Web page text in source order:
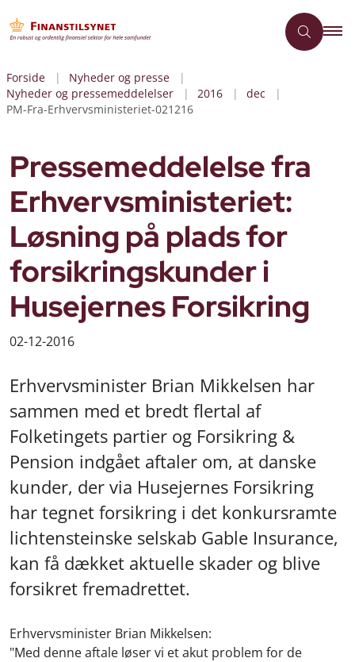
Forside
Nyheder og presse
Nyheder og pressemeddelelser
2016
dec
PM-Fra-Erhvervsministeriet-021216
Pressemeddelelse fra
Erhvervsministeriet:
Løsning på plads for
forsikringskunder i
Husejernes Forsikring
02-12-2016
Erhvervsminister Brian Mikkelsen har
sammen med et bredt flertal af
Folketingets partier og Forsikring &
Pension indgået aftaler om, at danske
kunder, der via Husejernes Forsikring
har tegnet forsikring i det konkursramte
lichtensteinske selskab Gable Insurance,
kan få dækket aktuelle skader og blive
forsikret fremadrettet.
Erhvervsminister Brian Mikkelsen:
"Med denne aftale løser vi et akut problem for de